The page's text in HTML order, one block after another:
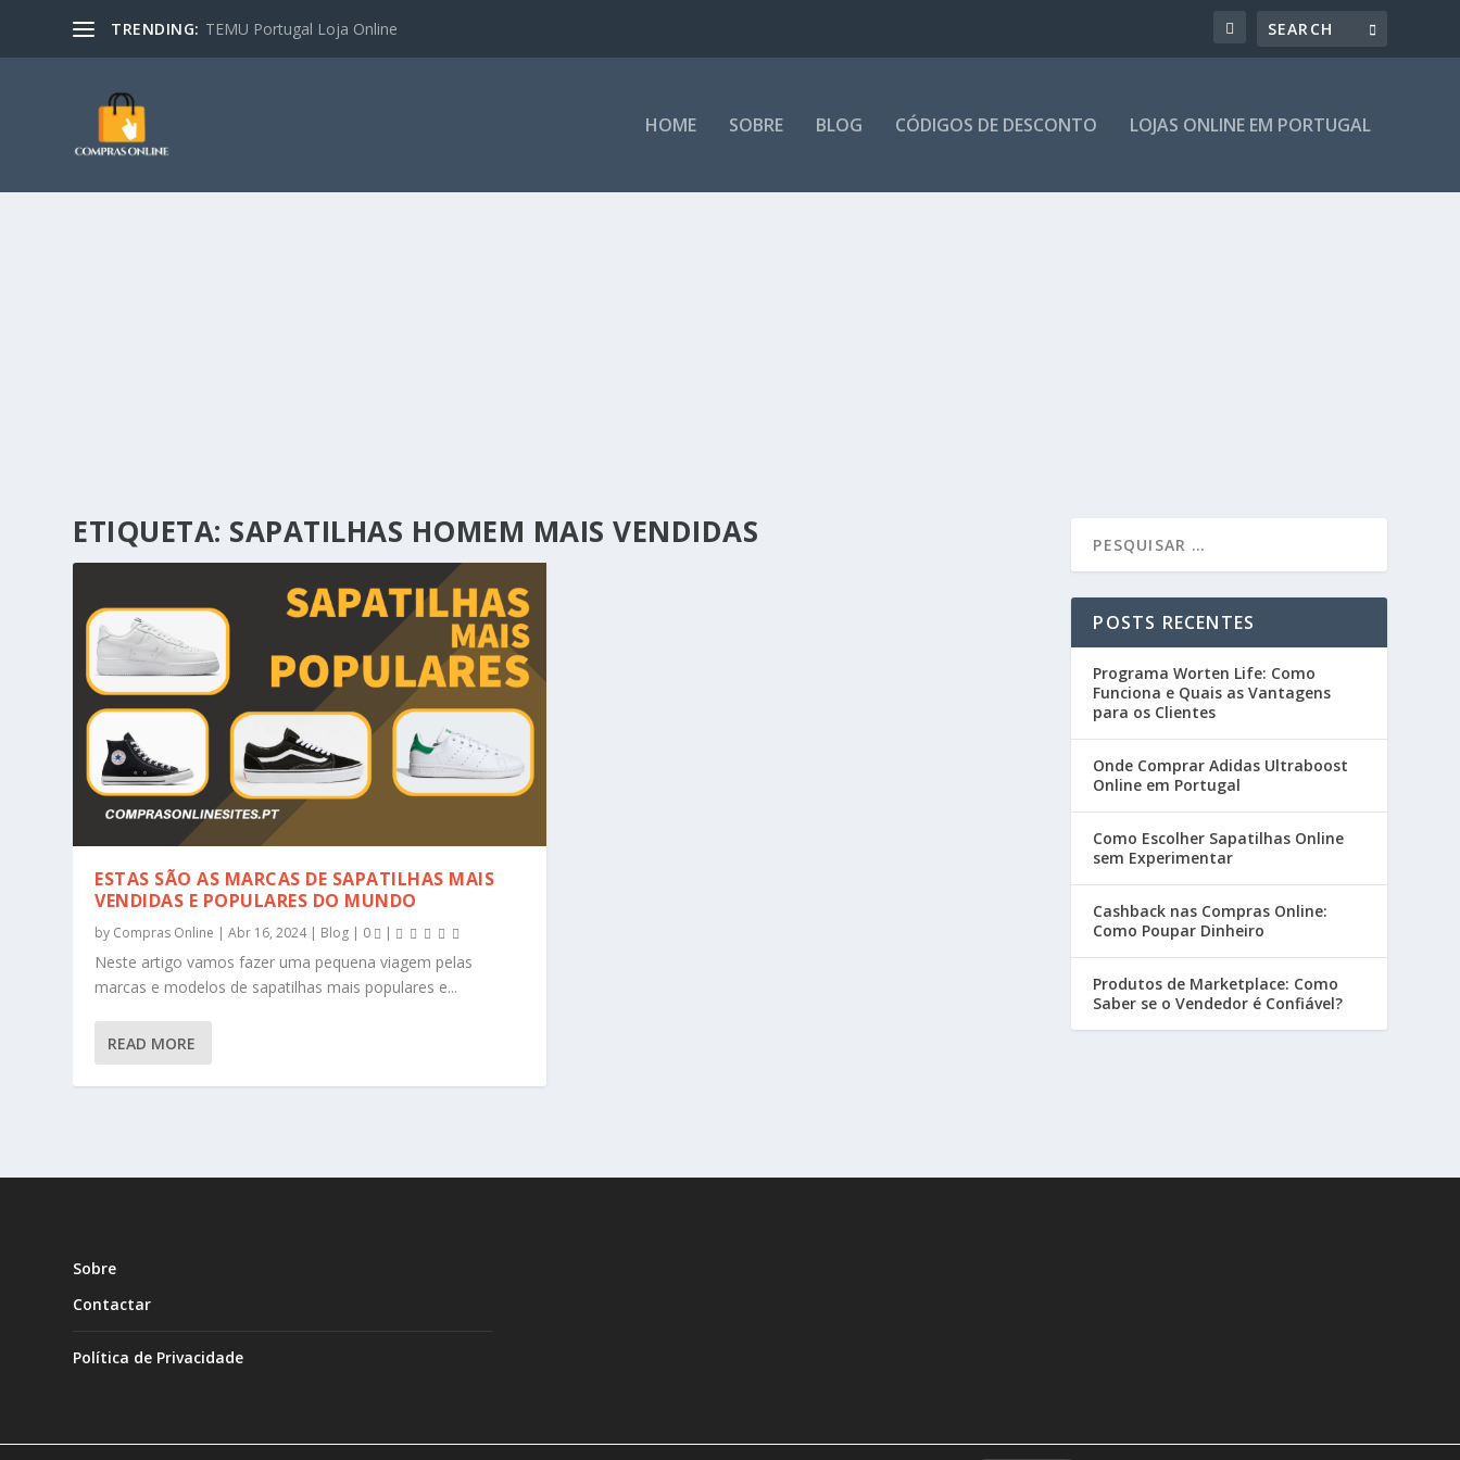
TRENDING: TEMU Portugal Loja Online
HOME SOBRE BLOG CÓDIGOS DE DESCONTO LOJAS ONLINE EM PORTUGAL
ETIQUETA: SAPATILHAS HOMEM MAIS VENDIDAS
ESTAS SÃO AS MARCAS DE SAPATILHAS MAIS
VENDIDAS E POPULARES DO MUNDO
by Compras Online |Abr 16, 2024| Blog 0
Neste artigo vamos fazer uma pequena viagem pelas
marcas e modelos de sapatilhas mais populares e...
READ MORE
POSTS RECENTES
Programa Worten Life: Como
Funciona e Quais as Vantagens
para os Clientes
Onde Comprar Adidas Ultraboost
Online em Portugal
Como Escolher Sapatilhas Online
sem Experimentar
Cashback nas Compras Online:
Como Poupar Dinheiro
Produtos de Marketplace: Como
Saber se o Vendedor é Confiável?
Sobre
Contactar
Política de Privacidade